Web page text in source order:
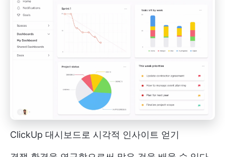
ClickUp 대시보드로 시각적 인사이트 얻기